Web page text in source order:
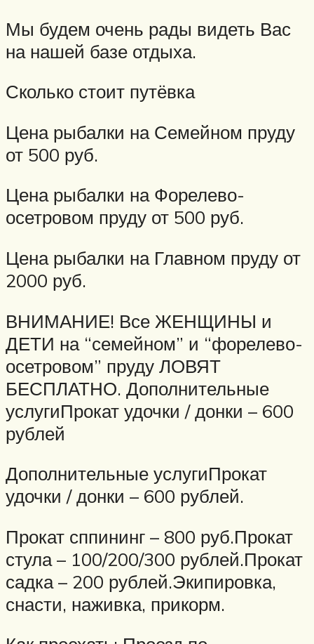
Мы будем очень рады видеть Вас
на нашей базе отдыха.
Сколько стоит путёвка
Цена рыбалки на Семейном пруду
от 500 руб.
Цена рыбалки на Форелево-
осетровом пруду от 500 руб.
Цена рыбалки на Главном пруду от
2000 руб.
ВНИМАНИЕ! Все ЖЕНЩИНЫ и
ДЕТИ на “семейном” и “форелево-
осетровом” пруду ЛОВЯТ
БЕСПЛАТНО. Дополнительные
услугиПрокат удочки / донки – 600
рублей
Дополнительные услугиПрокат
удочки / донки – 600 рублей.
Прокат сппининг – 800 руб.Прокат
стула – 100/200/300 рублей.Прокат
садка – 200 рублей.Экипировка,
снасти, наживка, прикорм.